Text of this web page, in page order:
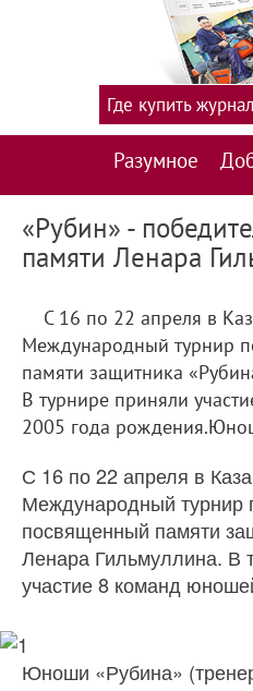
Разумное
Где купить
«Рубин» -
памяти Ленара
С 16 по 22 апреля в
Международный турнир
памяти защитника
В турнире приняли
2005 года
С 16 по 22 апреля в
Международный турнир
посвященный памяти
Ленара Гильмуллина. В
участие 8 команд
Юноши «Рубина»